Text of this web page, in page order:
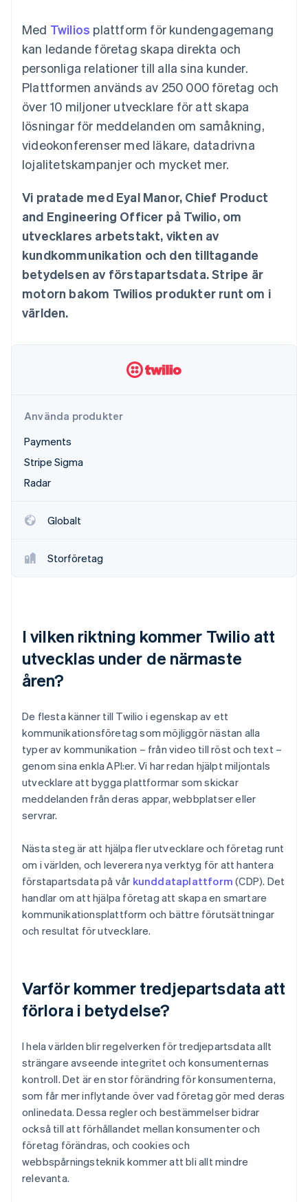
Accelererad kassaprocess
Financial Connections
Länkade finanskontodata
redovisning
Stripe Sigma
Anpassade
rapporter
Data Pipeline
Datasynkronisering
Mer
Product roadmap
Radar
Bedrägeribekämpning
Atlas
Bolagsbildning för startups
Koldioxidinfångning
Identity
Identitetsverifiering online
AI-företag
Kreatörsekonomi
Spel
Besöksnäring, resor
Försäkringsbolag
underhållning
Ideella organisationer
Professionella tjänster
Offentlig sektor
Detaljhandel
Ecosystem
fakturering
Utfärda stablecoin-
stödda kort
Tillhandahåll och
hantera tjänster med
agenter
Resurser
Kodexempel
Utvecklarblogg
API-status
Produktplan
Sessions årliga
konferens
Karriärer
Nyhetsrum
Stripe Press
Kontakt
Kontakta säljteamet
Med Twilios plattform för kundengagemang
kan ledande företag skapa direkta och
personliga relationer till alla sina kunder.
Plattformen används av 250 000 företag och
över 10 miljoner utvecklare för att skapa
lösningar för meddelanden om samåkning,
videokonferenser med läkare, datadrivna
lojalitetskampanjer och mycket mer.
Vi pratade med Eyal Manor, Chief Product
and Engineering Officer på Twilio, om
utvecklares arbetstakt, vikten av
kundkommunikation och den tilltagande
betydelsen av förstapartsdata. Stripe är
motorn bakom Twilios produkter runt om i
världen.
Använda produkter
Payments
Stripe Sigma
Radar
Globalt
Storföretag
I vilken riktning kommer Twilio att
utvecklas under de närmaste
åren?
De flesta känner till Twilio i egenskap av ett
kommunikationsföretag som möjliggör nästan alla
typer av kommunikation – från video till röst och text –
genom sina enkla API:er. Vi har redan hjälpt miljontals
utvecklare att bygga plattformar som skickar
meddelanden från deras appar, webbplatser eller
servrar.
Nästa steg är att hjälpa fler utvecklare och företag runt
om i världen, och leverera nya verktyg för att hantera
förstapartsdata på vår kunddataplattform (CDP). Det
handlar om att hjälpa företag att skapa en smartare
kommunikationsplattform och bättre förutsättningar
och resultat för utvecklare.
Varför kommer tredjepartsdata att
förlora i betydelse?
I hela världen blir regelverken för tredjepartsdata allt
strängare avseende integritet och konsumenternas
kontroll. Det är en stor förändring för konsumenterna,
som får mer inflytande över vad företag gör med deras
onlinedata. Dessa regler och bestämmelser bidrar
också till att förhållandet mellan konsumenter och
företag förändras, och cookies och
webbspårningsteknik kommer att bli allt mindre
relevanta.